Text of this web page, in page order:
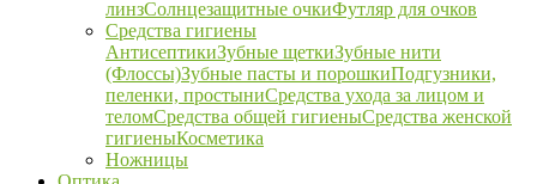
линзСолнцезащитные очкиФутляр для очков
Средства гигиены
АнтисептикиЗубные щеткиЗубные нити
(Флоссы)Зубные пасты и порошкиПодгузники,
пеленки, простыниСредства ухода за лицом и
теломСредства общей гигиеныСредства женской
гигиеныКосметика
Ножницы